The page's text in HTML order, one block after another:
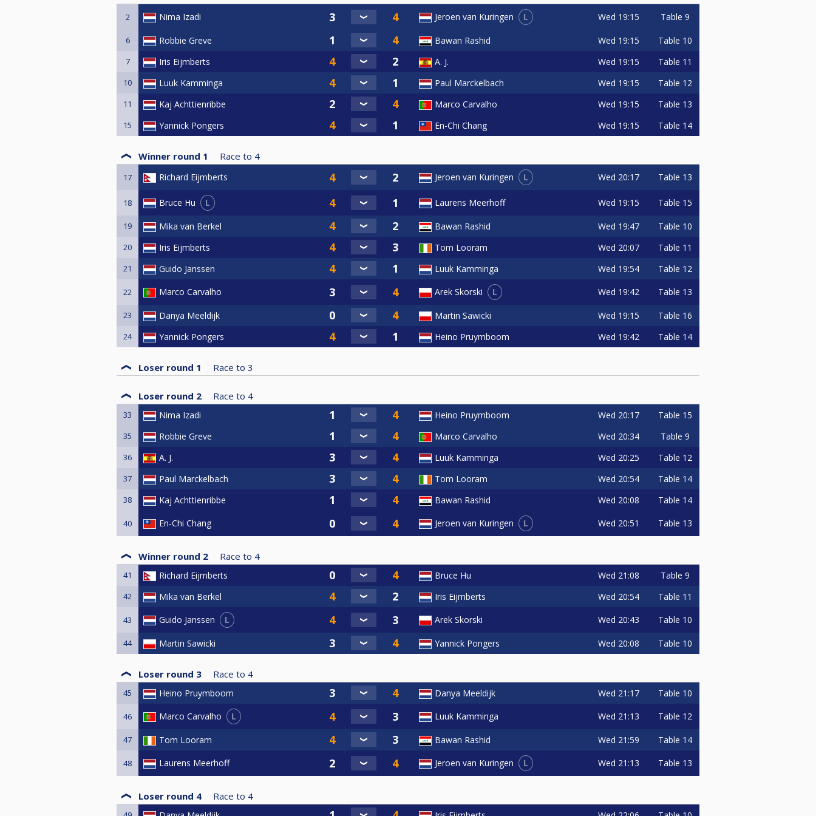
- De shootout is hetzelfde format als van de Predator Pro Billiard Series.
2 Nima Izadi Jeroen van Kuringen L Wed 19:15 Table 9
6 Robbie Greve Bawan Rashid Wed 19:15 Table 10
7 Iris Eijmberts A. J. Wed 19:15 Table 11
10 Luuk Kamminga Paul Marckelbach Wed 19:15 Table 12
11 Kaj Achttienribbe Marco Carvalho Wed 19:15 Table 13
15 Yannick Pongers En-Chi Chang Wed 19:15 Table 14
Winner round 1 Race to 4
17 Richard Eijmberts Jeroen van Kuringen L Wed 20:17 Table 13
18 Bruce Hu L Laurens Meerhoff Wed 19:15 Table 15
19 Mika van Berkel Bawan Rashid Wed 19:47 Table 10
20 Iris Eijmberts Tom Looram Wed 20:07 Table 11
21 Guido Janssen Luuk Kamminga Wed 19:54 Table 12
22 Marco Carvalho Arek Skorski L Wed 19:42 Table 13
23 Danya Meeldijk Martin Sawicki Wed 19:15 Table 16
24 Yannick Pongers Heino Pruymboom Wed 19:42 Table 14
Loser round 1 Race to 3
Loser round 2 Race to 4
33 Nima Izadi Heino Pruymboom Wed 20:17 Table 15
35 Robbie Greve Marco Carvalho Wed 20:34 Table 9
36 A. J. Luuk Kamminga Wed 20:25 Table 12
37 Paul Marckelbach Tom Looram Wed 20:54 Table 14
38 Kaj Achttienribbe Bawan Rashid Wed 20:08 Table 14
40 En-Chi Chang Jeroen van Kuringen L Wed 20:51 Table 13
Winner round 2 Race to 4
41 Richard Eijmberts Bruce Hu Wed 21:08 Table 9
42 Mika van Berkel Iris Eijmberts Wed 20:54 Table 11
43 Guido Janssen L Arek Skorski Wed 20:43 Table 10
44 Martin Sawicki Yannick Pongers Wed 20:08 Table 10
Loser round 3 Race to 4
45 Heino Pruymboom Danya Meeldijk Wed 21:17 Table 10
46 Marco Carvalho L Luuk Kamminga Wed 21:13 Table 12
47 Tom Looram Bawan Rashid Wed 21:59 Table 14
48 Laurens Meerhoff Jeroen van Kuringen L Wed 21:13 Table 13
Loser round 4 Race to 4